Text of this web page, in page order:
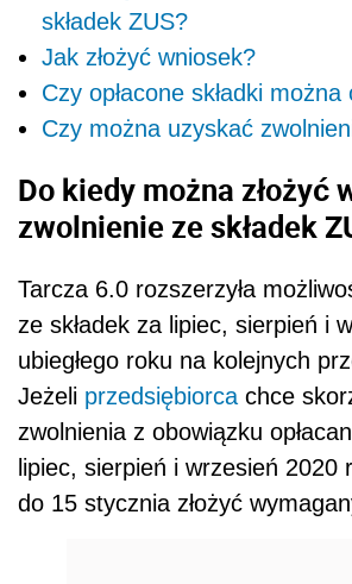
składek ZUS?
Jak złożyć wniosek?
Czy opłacone składki
Czy można uzyskać
Do kiedy można złożyć
zwolnienie ze składek
Tarcza 6.0 rozszerzyła
ze składek za lipiec, sierpień i
ubiegłego roku na kolejnych
Jeżeli przedsiębiorca chce
zwolnienia z obowiązku
lipiec, sierpień i wrzesień 2020
do 15 stycznia złożyć